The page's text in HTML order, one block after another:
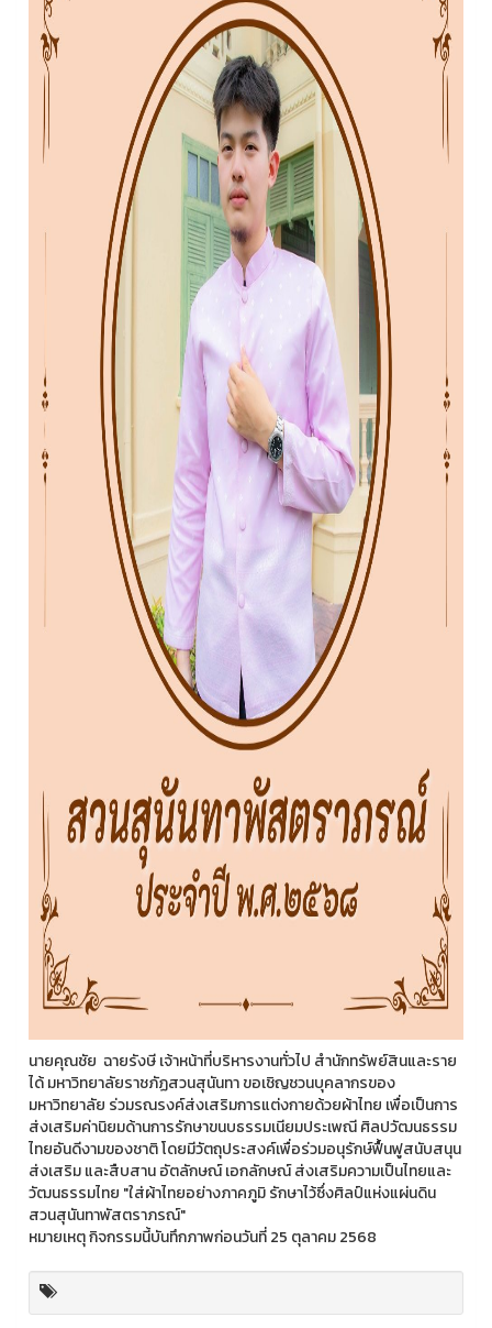
นายคุณชัย ฉายรังษี เจ้าหน้าที่บริหารงานทั่วไป สำนักทรัพย์สินและราย
ได้ มหาวิทยาลัยราชภัฏสวนสุนันทา ขอเชิญชวนบุคลากรของ
มหาวิทยาลัย ร่วมรณรงค์ส่งเสริมการแต่งกายด้วยผ้าไทย เพื่อเป็นการ
ส่งเสริมค่านิยมด้านการรักษาขนบธรรมเนียมประเพณี ศิลปวัฒนธรรม
ไทยอันดีงามของชาติ โดยมีวัตถุประสงค์เพื่อร่วมอนุรักษ์ฟื้นฟูสนับสนุน
ส่งเสริม และสืบสาน อัตลักษณ์ เอกลักษณ์ ส่งเสริมความเป็นไทยและ
วัฒนธรรมไทย "ใส่ผ้าไทยอย่างภาคภูมิ รักษาไว้ซึ่งศิลป์แห่งแผ่นดิน
สวนสุนันทาพัสตราภรณ์"
หมายเหตุ กิจกรรมนี้บันทึกภาพก่อนวันที่ 25 ตุลาคม 2568